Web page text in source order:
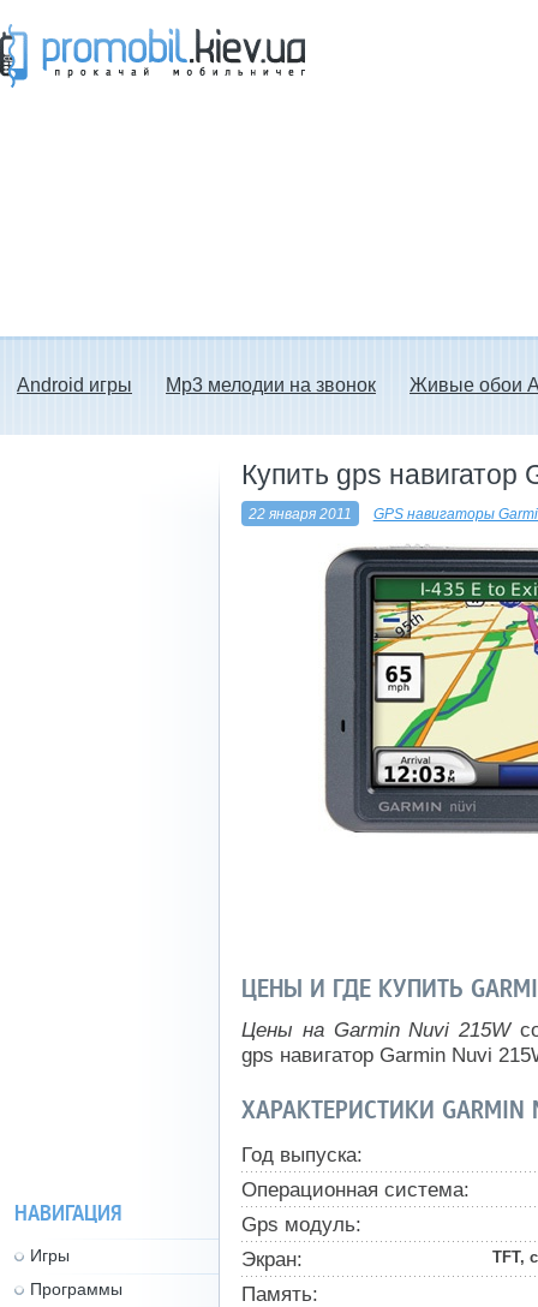
Android игры Mp3 мелодии на звонок Живые обои
Купить gps навигатор
22 января 2011 GPS навигаторы
ЦЕНЫ И ГДЕ КУПИТЬ
Цены на Garmin Nuvi 215W
gps навигатор Garmin Nuvi
ХАРАКТЕРИСТИКИ GARMIN
Год выпуска:
Операционная система:
Gps модуль:
Экран:
TFT,
Память:
НАВИГАЦИЯ
Игры
Программы